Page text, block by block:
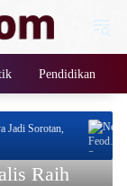
Pendidikan
Sorotan,
Raih